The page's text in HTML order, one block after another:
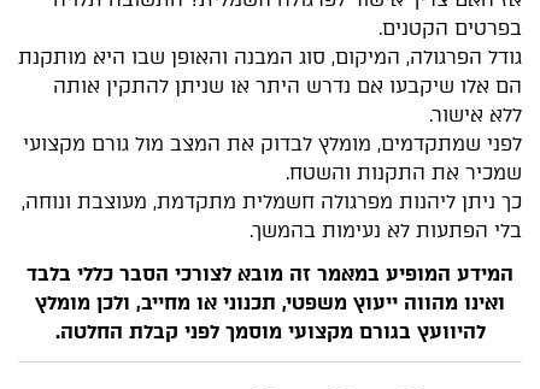
בפרטים הקטנים.
גודל הפרגולה, המיקום, סוג המבנה והאופן שבו היא מותקנת
הם אלו שיקבעו אם נדרש היתר או שניתן להתקין אותה
ללא אישור.
לפני שמתקדמים, מומלץ לבדוק את המצב מול גורם מקצועי
שמכיר את התקנות והשטח.
כך ניתן ליהנות מפרגולה חשמלית מתקדמת, מעוצבת ונוחה,
בלי הפתעות לא נעימות בהמשך.
המידע המופיע במאמר זה מובא לצורכי הסבר כללי בלבד
ואינו מהווה ייעוץ משפטי, תכנוני או מחייב, ולכן מומלץ
להיוועץ בגורם מקצועי מוסמך לפני קבלת החלטה.